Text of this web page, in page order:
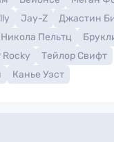
Jay-Z
Джастин
Никола Пельтц
Rocky
Тейлор Свифт
Канье Уэст